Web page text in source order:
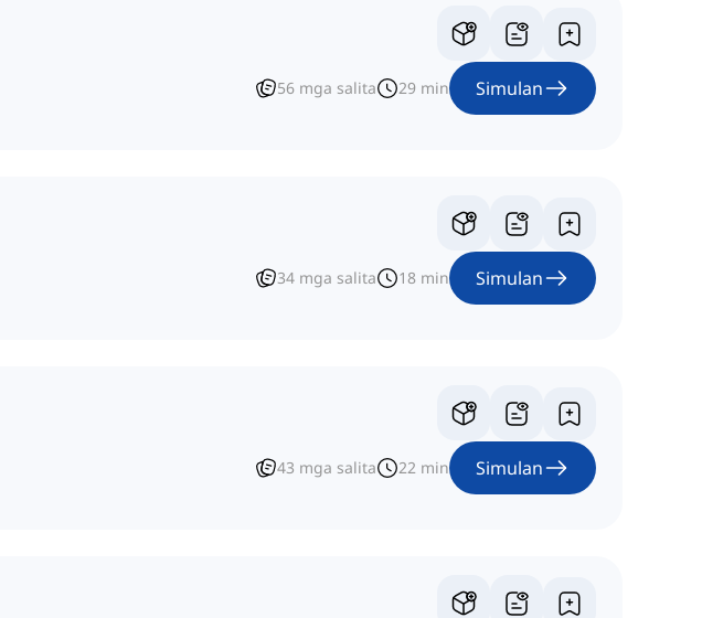
56 mga salita 29 min Simulan
34 mga salita 18 min Simulan
43 mga salita 22 min Simulan